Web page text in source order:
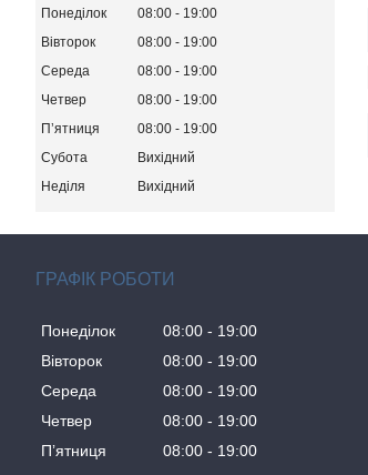
Понеділок 08:00
19:00
Вівторок
08:00
19:00
Середа
08:00
19:00
Четвер
08:00
19:00
Пʼятниця
08:00
19:00
Субота
Вихідний
Неділя
Вихідний
ГРАФІК РОБОТИ
Понеділок 08:00
19:00
Вівторок
08:00
19:00
Середа
08:00
19:00
Четвер
08:00
19:00
Пʼятниця
08:00
19:00